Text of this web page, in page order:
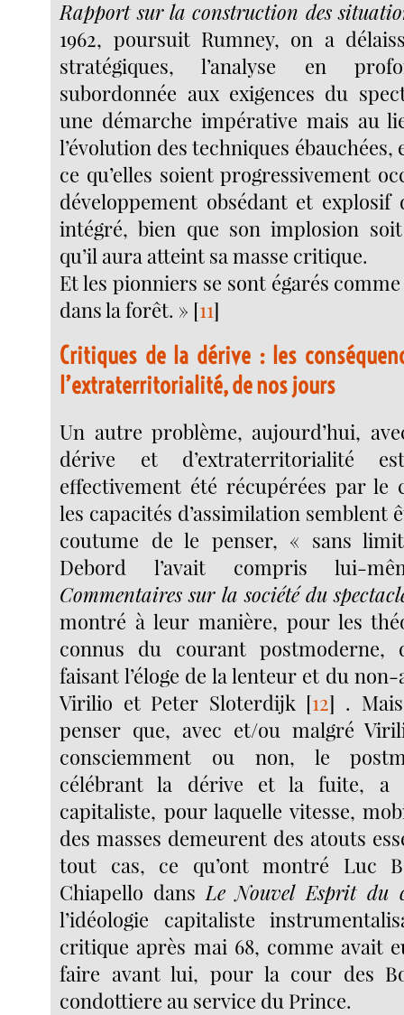
Rapport sur la construction des
1962, poursuit Rumney, on a
stratégiques, l’analyse en
subordonnée aux exigences du
une démarche impérative mais au
l’évolution des techniques
ce qu’elles soient progressivement
développement obsédant et explosif
intégré, bien que son implosion
qu’il aura atteint sa masse critique.
Et les pionniers se sont égarés
dans la forêt. » [11]
Critiques de la dérive : les
l’extraterritorialité, de nos jours
Un autre problème, aujourd’hui,
dérive et d’extraterritorialité
effectivement été récupérées par le
les capacités d’assimilation semblent
coutume de le penser, « sans
Debord l’avait compris lui-
Commentaires sur la société du
montré à leur manière, pour les
connus du courant postmoderne,
faisant l’éloge de la lenteur et du
Virilio et Peter Sloterdijk [12] .
penser que, avec et/ou malgré
consciemment ou non, le
célébrant la dérive et la fuite, a
capitaliste, pour laquelle vitesse,
des masses demeurent des atouts
tout cas, ce qu’ont montré Luc
Chiapello dans Le Nouvel Esprit du
l’idéologie capitaliste
critique après mai 68, comme avait
faire avant lui, pour la cour des
condottiere au service du Prince.